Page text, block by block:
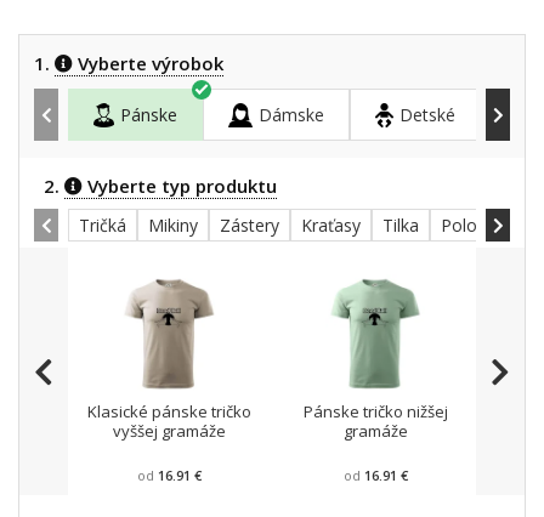
1. Vyberte výrobok
Pánske Dámske Detské
2. Vyberte typ produktu
Tričká Mikiny Zástery Kraťasy Tilka Polokošele
Klasické pánske tričko
vyššej gramáže
od 16.91 €
Pánske tričko nižšej
gramáže
od 16.91 €